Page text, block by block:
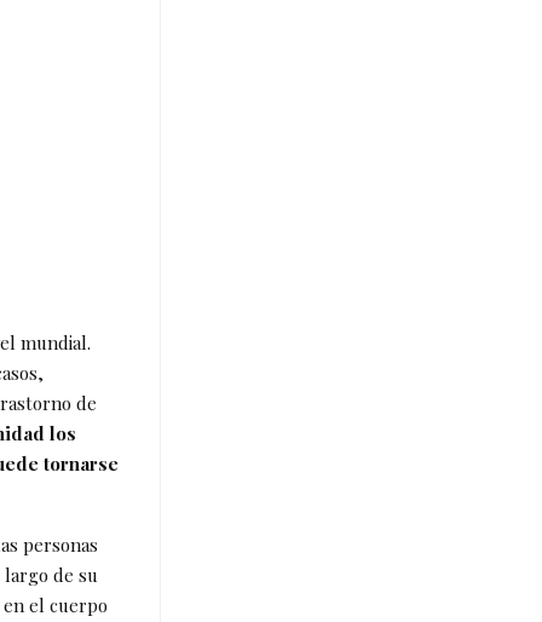
mundial.
de
los
tornarse
personas
largo de su
en el cuerpo